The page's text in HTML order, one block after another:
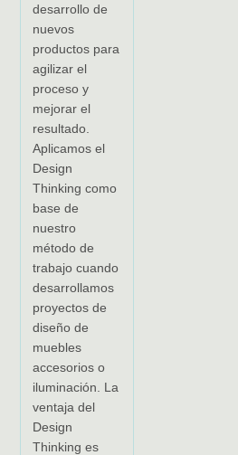
desarrollo de
nuevos
productos para
agilizar el
proceso y
mejorar el
resultado.
Aplicamos el
Design
Thinking como
base de
nuestro
método de
trabajo cuando
desarrollamos
proyectos de
diseño de
muebles
accesorios o
iluminación. La
ventaja del
Design
Thinking es